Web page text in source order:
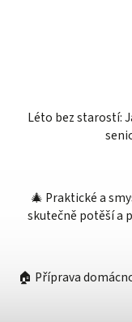
Léto bez starostí:
🎄 Praktické a
skutečně potěší a
🏠 Příprava